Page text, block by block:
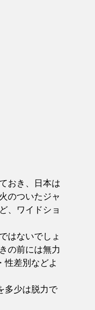
おき、日本は
のついたジャ
、ワイドショ
はないでしょ
の前には無力
性差別などよ
多少は脱力で